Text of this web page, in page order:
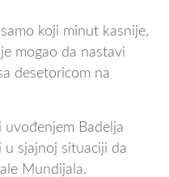
koji minut kasnije,
mogao da nastavi
desetoricom na
uvođenjem Badelja
u sjajnoj situaciji da
Mundijala.